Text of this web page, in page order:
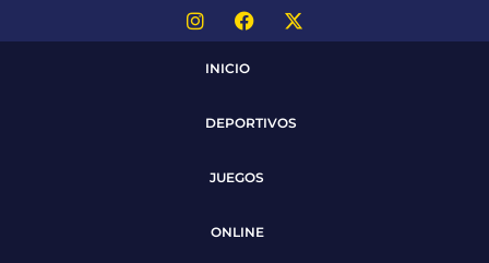
INICIO
DEPORTIVOS
JUEGOS
ONLINE